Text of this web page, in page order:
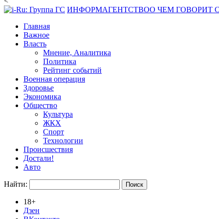
ИНФОРМАГЕНТСТВОО ЧЕМ ГОВОРИТ
Главная
Важное
Власть
Мнение, Аналитика
Политика
Рейтинг событий
Военная операция
Здоровье
Экономика
Общество
Культура
ЖКХ
Спорт
Технологии
Происшествия
Достали!
Авто
Найти:
18+
Дзен